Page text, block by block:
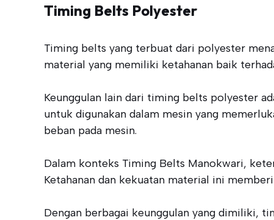
Timing Belts Polyester
Timing belts yang terbuat dari polyester
material yang memiliki ketahanan baik
Keunggulan lain dari timing belts polyester
untuk digunakan dalam mesin yang
beban pada mesin.
Dalam konteks Timing Belts Manokwari,
Ketahanan dan kekuatan material ini
Dengan berbagai keunggulan yang dimiliki,